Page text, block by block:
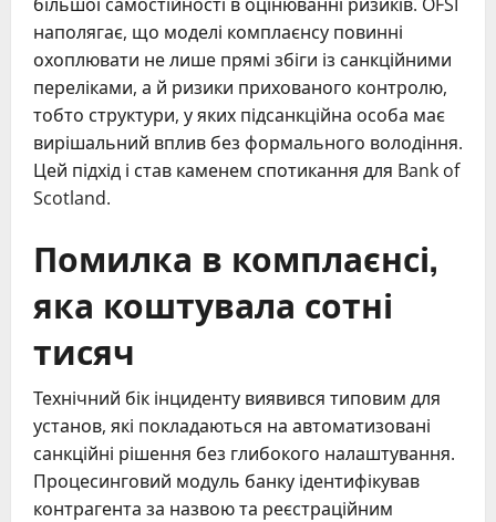
наполягає, що моделі комплаєнсу повинні
охоплювати не лише прямі збіги із санкційними
переліками, а й ризики прихованого контролю,
тобто структури, у яких підсанкційна особа має
вирішальний вплив без формального володіння.
Цей підхід і став каменем спотикання для Bank of
Scotland.
Помилка в комплаєнсі,
яка коштувала сотні
тисяч
Технічний бік інциденту виявився типовим для
установ, які покладаються на автоматизовані
санкційні рішення без глибокого налаштування.
Процесинговий модуль банку ідентифікував
контрагента за назвою та реєстраційним